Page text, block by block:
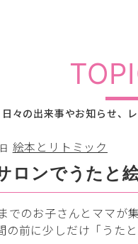
日々の出来事やお知らせ、
絵本とリトミック
ロンでうたと
でのお子さんとママが
の前に少しだけ「うた